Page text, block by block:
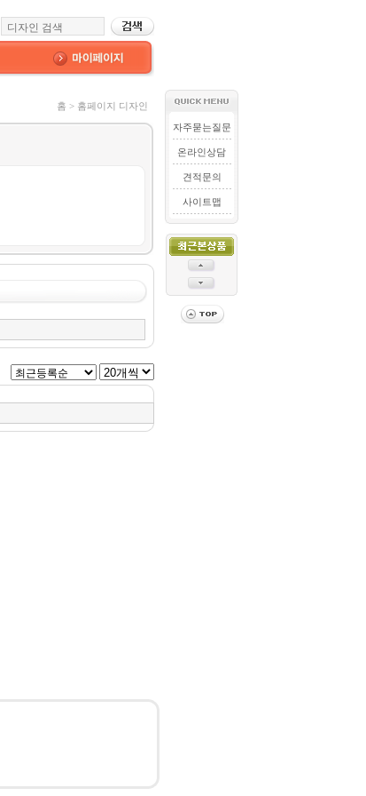
홈 > 홈페이지 디자인
자주묻는질문
온라인상담
견적문의
사이트맵